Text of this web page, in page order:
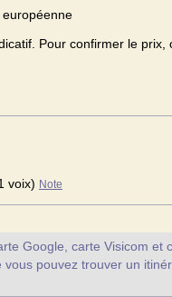
européenne
Pour confirmer le prix,
voix) Note
Google, carte Visicom et
pouvez trouver un